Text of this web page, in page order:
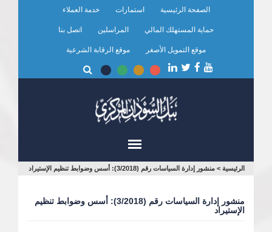
الصفحة الرئيسية استمارات خدمة العملاء
حماية المستهلك المالي المراسلين اتصل بنا
موقع التمويل الأصغر موقع الرقابة الشرعية
أنت
الرئيسية > منشور إدارة السياسات رقم (3/2018): أسس وضوابط تنظيم الإستيراد
منشور إدارة السياسات رقم (3/2018): أسس وضوابط تنظيم
الإستيراد